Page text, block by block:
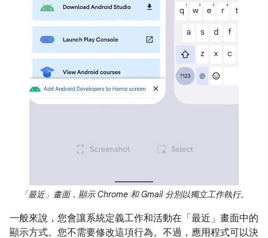
「最近」畫面，顯示 Chrome 和 Gmail 分別以獨立工作執行。
一般來說，您會讓系統定義工作和活動在「最近」畫面中的
顯示方式。您不需要修改這項行為。不過，應用程式可以決